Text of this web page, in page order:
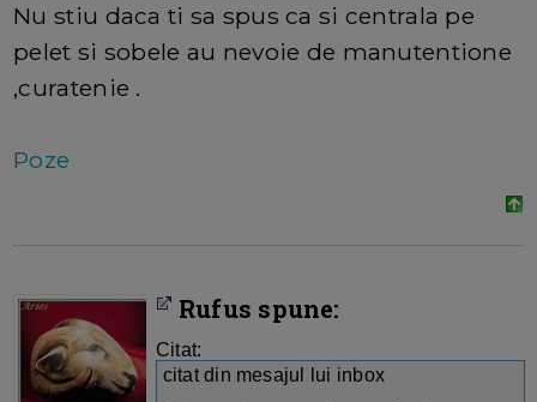
Nu stiu daca ti sa spus ca si centrala pe
pelet si sobele au nevoie de manutentione
,curatenie .
Poze
Rufus spune:
Citat:
citat din mesajul lui inbox